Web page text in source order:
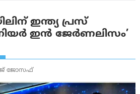
ഇന്ത്യ പ്രസ്
ഇൻ ജേർണലിസം’
ജോസഫ്